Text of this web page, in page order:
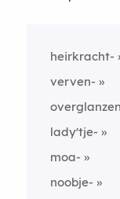
heirkracht-
verven-
lady'tje-
moa-
noobje-